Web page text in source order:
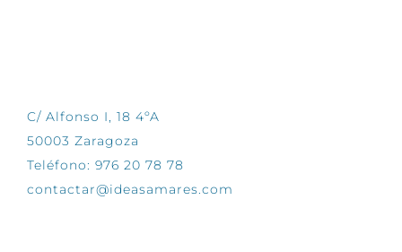
C/ Alfonso I, 18 4ºA
50003 Zaragoza
Teléfono: 976 20 78 78
contactar@ideasamares.com